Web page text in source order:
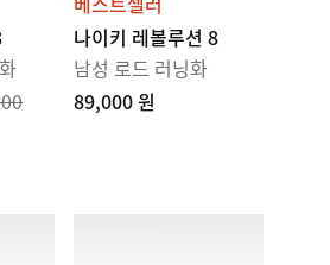
나이키 레볼루션 8
남성 로드 러닝화
89,000 원